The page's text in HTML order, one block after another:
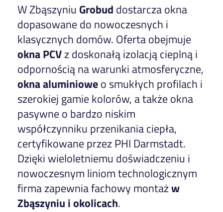
W Zbąszyniu Grobud dostarcza okna
dopasowane do nowoczesnych i
klasycznych domów. Oferta obejmuje
okna PCVz doskonałą izolacją cieplną i
odpornością na warunki atmosferyczne,
okna aluminioweo smukłych profilach i
szerokiej gamie kolorów, a także okna
pasywne o bardzo niskim
współczynniku przenikania ciepła,
certyfikowane przez PHI Darmstadt.
Dzięki wieloletniemu doświadczeniu i
nowoczesnym liniom technologicznym
firma zapewnia fachowy montażw
Zbąszyniu i okolicach.